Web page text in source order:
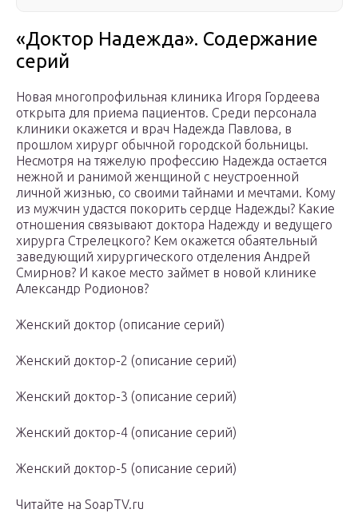
«Доктор Надежда». Содержание
серий
Новая многопрофильная клиника Игоря Гордеева
открыта для приема пациентов. Среди персонала
клиники окажется и врач Надежда Павлова, в
прошлом хирург обычной городской больницы.
Несмотря на тяжелую профессию Надежда остается
нежной и ранимой женщиной с неустроенной
личной жизнью, со своими тайнами и мечтами. Кому
из мужчин удастся покорить сердце Надежды? Какие
отношения связывают доктора Надежду и ведущего
хирурга Стрелецкого? Кем окажется обаятельный
заведующий хирургического отделения Андрей
Смирнов? И какое место займет в новой клинике
Александр Родионов?
Женский доктор (описание серий)
Женский доктор-2 (описание серий)
Женский доктор-3 (описание серий)
Женский доктор-4 (описание серий)
Женский доктор-5 (описание серий)
Читайте на SoapTV.ru